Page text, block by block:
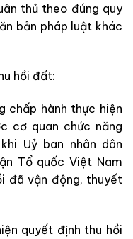
thủ theo đúng quy
bản pháp luật khác
hồi đất:
chấp hành thực hiện
cơ quan chức năng
Uỷ ban nhân dân
Tổ quốc Việt Nam
đã vận động, thuyết
quyết định thu hồi